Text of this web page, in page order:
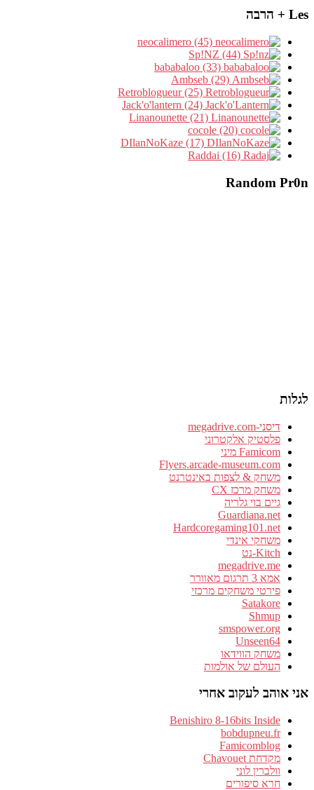
Les + הרבה
Random Pr0n
לגלות
דיסני-megadrive.com
פלסטיק אלקטרוני
Famicom מיני
Flyers.arcade-museum.com
משחק & לצפות באינטרנט
משחק מרכז CX
גיים בוי גלריה
Guardiana.net
Hardcoregaming101.net
משחקי אינדי
Kitch-נט
megadrive.me
אמא 3 תרגום מאוורר
פירטי משחקים מרכזי
Satakore
Shmup
smspower.org
Unseen64
משחק הווידאו
העולם של אולמות
אני אוהב לעקוב אחרי
Benishiro 8-16bits Inside
bobdupneu.fr
Famicomblog
מקדחת Chavouet
וולברין לוני
חרא סיפורים